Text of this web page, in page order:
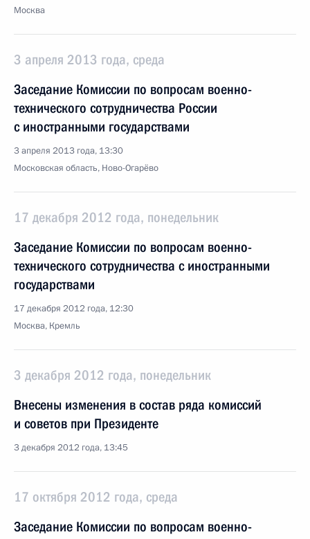
Москва
3 апреля 2013 года, среда
Заседание Комиссии по вопросам военно-
технического сотрудничества России
с иностранными государствами
3 апреля 2013 года, 13:30
Московская область, Ново-Огарёво
17 декабря 2012 года, понедельник
Заседание Комиссии по вопросам военно-
технического сотрудничества с иностранными
государствами
17 декабря 2012 года, 12:30
Москва, Кремль
3 декабря 2012 года, понедельник
Внесены изменения в состав ряда комиссий
и советов при Президенте
3 декабря 2012 года, 13:45
17 октября 2012 года, среда
Заседание Комиссии по вопросам военно-